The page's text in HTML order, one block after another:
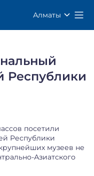
Алматы
Республики
посетили
Республики
музеев не
Азиатского